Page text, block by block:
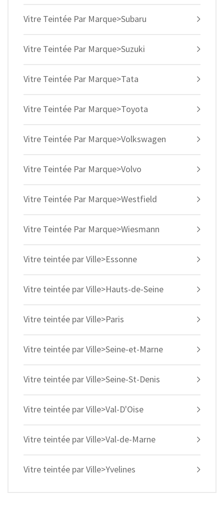
Vitre Teintée Par Marque>Subaru
Vitre Teintée Par Marque>Suzuki
Vitre Teintée Par Marque>Tata
Vitre Teintée Par Marque>Toyota
Vitre Teintée Par Marque>Volkswagen
Vitre Teintée Par Marque>Volvo
Vitre Teintée Par Marque>Westfield
Vitre Teintée Par Marque>Wiesmann
Vitre teintée par Ville>Essonne
Vitre teintée par Ville>Hauts-de-Seine
Vitre teintée par Ville>Paris
Vitre teintée par Ville>Seine-et-Marne
Vitre teintée par Ville>Seine-St-Denis
Vitre teintée par Ville>Val-D'Oise
Vitre teintée par Ville>Val-de-Marne
Vitre teintée par Ville>Yvelines